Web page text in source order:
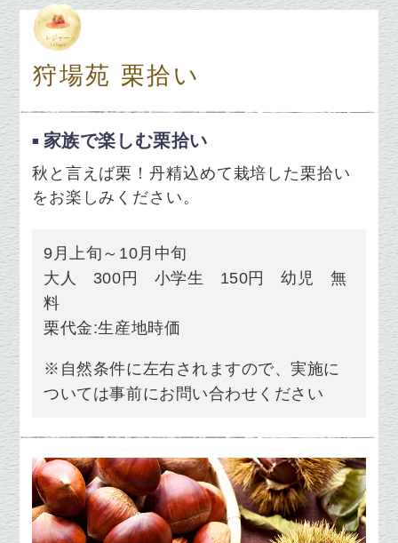
狩場苑 栗拾い
家族で楽しむ栗拾い
秋と言えば栗！丹精込めて栽培した栗拾い
をお楽しみください。
9月上旬～10月中旬
大人 300円 小学生 150円 幼児 無
料
栗代金:生産地時価
※ 自然条件に左右されますので、実施に
ついては事前にお問い合わせください